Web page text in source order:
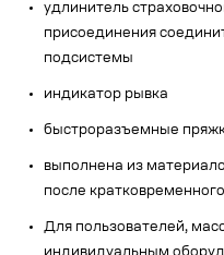
удлинитель
присоединения
подсистемы
индикатор рывка
быстроразъемные
выполнена из
после
Для пользователей,